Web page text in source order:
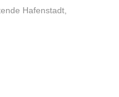
Hafenstadt,